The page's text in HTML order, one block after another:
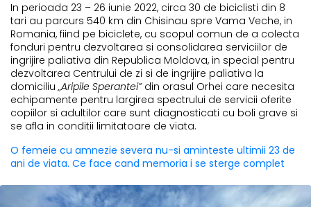
In perioada 23 – 26 iunie 2022, circa 30 de biciclisti din 8
tari au parcurs 540 km din Chisinau spre Vama Veche, in
Romania, fiind pe biciclete, cu scopul comun de a colecta
fonduri pentru dezvoltarea si consolidarea serviciilor de
ingrijire paliativa din Republica Moldova, in special pentru
dezvoltarea Centrului de zi si de ingrijire paliativa la
domiciliu„Aripile Sperantei” din orasul Orhei care necesita
echipamente pentru largirea spectrului de servicii oferite
copiilor si adultilor care sunt diagnosticati cu boli grave si
se afla in conditii limitatoare de viata.
O femeie cu amnezie severa nu-si aminteste ultimii 23 de
ani de viata. Ce face cand memoria i se sterge complet